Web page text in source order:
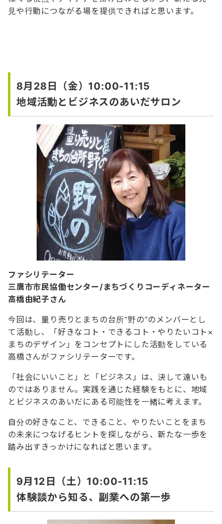
見や行動につながる場を提供できればと思います。
8月28日（金）10:00-11:15
地域活動とビジネスのあいだサロン
ファシリテーター
三鷹市市民協働センター/まちづくりコーディネーター
高橋由紀子さん
今回は、量り売りとまちの台所“野の”のメンバーとし
て活動し、「好きなコト・できるコト・やりたいコト×
まちのデザイン」をコンセプトにした活動をしている
高橋さんがファシリテーターです。
「社会にいいこと」と「ビジネス」は、決して遠いも
のではありません。実践を通じた経験をもとに、地域
とビジネスのあいだにある可能性を一緒に考えます。
自分の好きなこと、できること、やりたいことをまち
の未来につなげるヒントを探しながら、新たな一歩を
踏み出すきっかけになればと思います。
9月12日（土）10:00-11:15
体験談から知る、副業への第一歩